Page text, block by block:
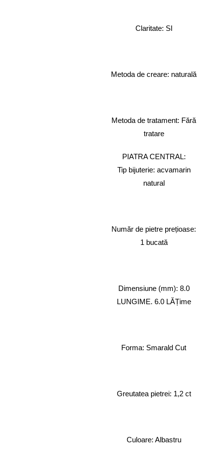
Claritate: SI
Metoda de creare: naturală
Metoda de tratament: Fără
tratare
PIATRA CENTRAL:
Tip bijuterie: acvamarin
natural
Număr de pietre prețioase:
1 bucată
Dimensiune (mm): 8.0
LUNGIME. 6.0 LĂȚime
Forma: Smarald Cut
Greutatea pietrei: 1,2 ct
Culoare: Albastru